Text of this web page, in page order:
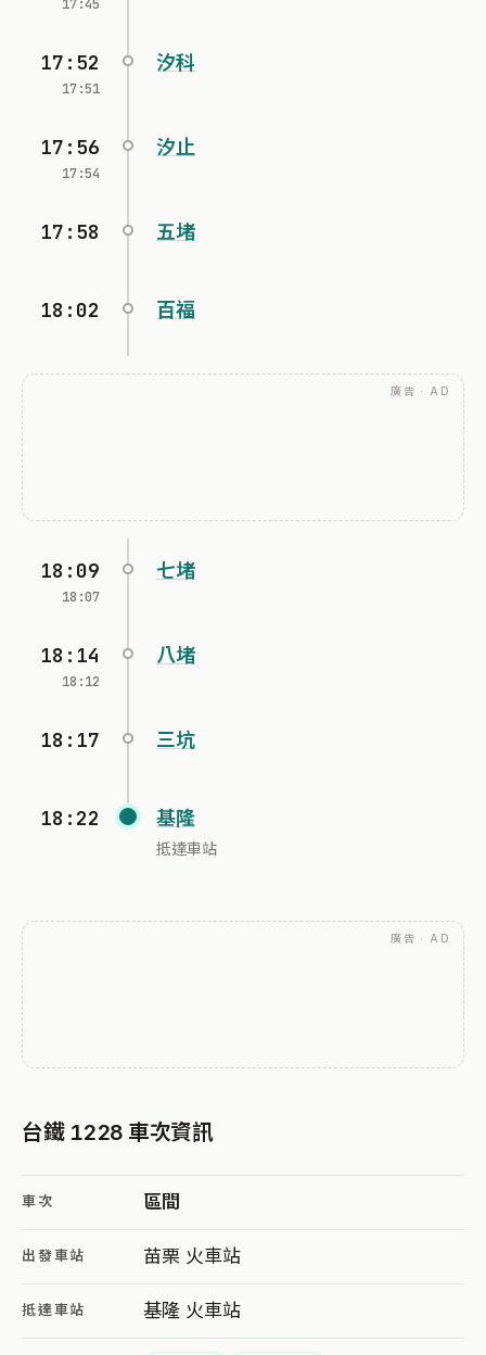
17:45
17:52
17:51
汐科
17:56
17:54
汐止
17:58 五堵
18:02 百福
廣告 · AD
18:09
18:07
七堵
18:14
18:12
八堵
18:17 三坑
18:22 基隆
抵達車站
廣告 · AD
台鐵 1228 車次資訊
車次 區間
出發車站 苗栗 火車站
抵達車站 基隆 火車站